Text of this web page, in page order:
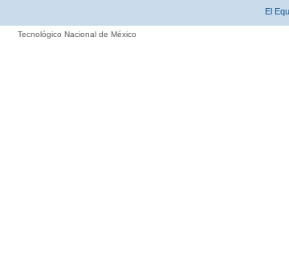
El
Tecnológico Nacional de México